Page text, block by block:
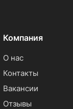
Компания
О нас
Контакты
Вакансии
Отзывы